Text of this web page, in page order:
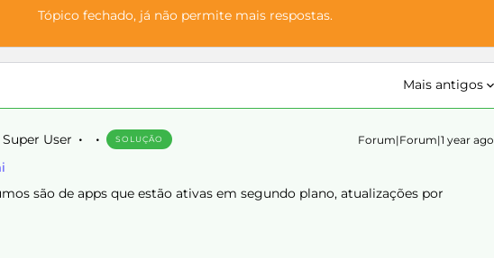
Tópico fechado, já não permite mais respostas.
Mais antigos
Super User SOLUÇÃO Forum|Forum|1 year ago
são de apps que estão ativas em segundo plano, atualizações por